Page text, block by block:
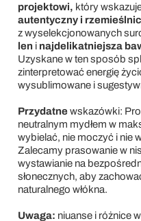
projektowi, który
autentyczny i
z wyselekcjonowanych
len i najdelikatniejsza
Uzyskane w ten sposób
zinterpretować energię
wysublimowane i
Przydatnewskazówki:
neutralnym mydłem w
wybielać, nie moczyć i nie
Zalecamy prasowanie w
wystawianie na
słonecznych, aby
naturalnego włókna.
Uwaga: niuanse i różnice